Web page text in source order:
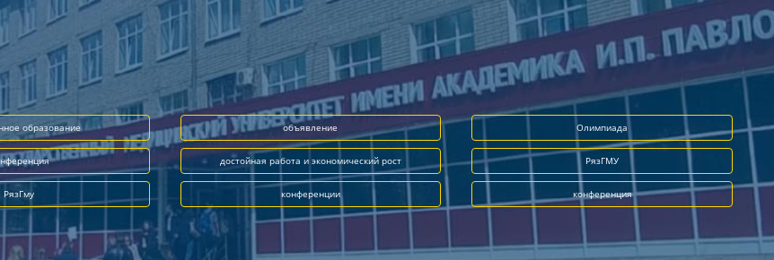
образование объявление Олимпиада
достойная работа и экономический рост РязГМУ
РязГму конференции конференция